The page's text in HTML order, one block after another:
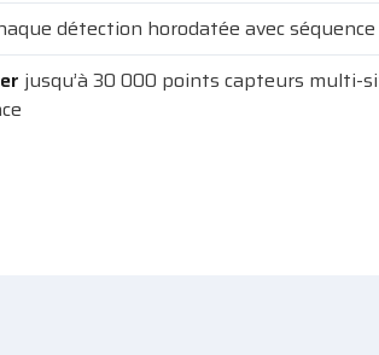
détection horodatée avec séquence
jusqu’à 30 000 points capteurs multi-